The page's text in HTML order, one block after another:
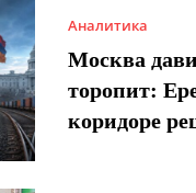
Аналитика
Москва
торопит:
коридоре